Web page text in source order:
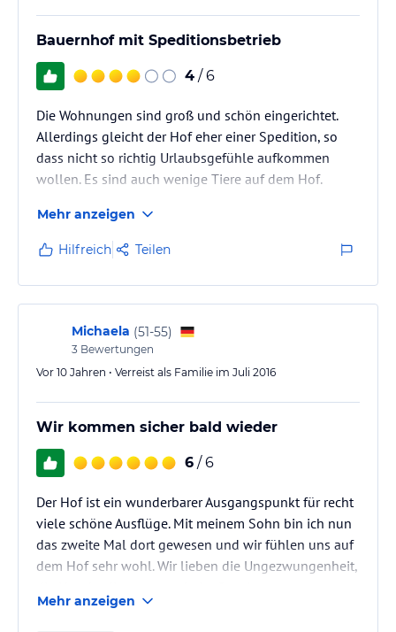
Bauernhof mit Speditionsbetrieb
4 / 6
Die Wohnungen sind groß und schön eingerichtet.
Allerdings gleicht der Hof eher einer Spedition, so
dass nicht so richtig Urlaubsgefühle aufkommen
wollen. Es sind auch wenige Tiere auf dem Hof.
Mehr anzeigen
Hilfreich Teilen
Michaela (51-55)
3 Bewertungen
Vor 10 Jahren • Verreist als Familie im Juli 2016
Wir kommen sicher bald wieder
6 / 6
Der Hof ist ein wunderbarer Ausgangspunkt für recht
viele schöne Ausflüge. Mit meinem Sohn bin ich nun
das zweite Mal dort gewesen und wir fühlen uns auf
dem Hof sehr wohl. Wir lieben die Ungezwungenheit,
begleiteten, und die wundervolle Natur. In der
Mehr anzeigen